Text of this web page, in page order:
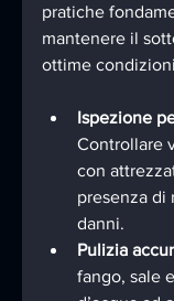
pratiche
mantenere il
ottime
Ispezione
Controllare
con
presenza di
danni.
Pulizia
fango, sale